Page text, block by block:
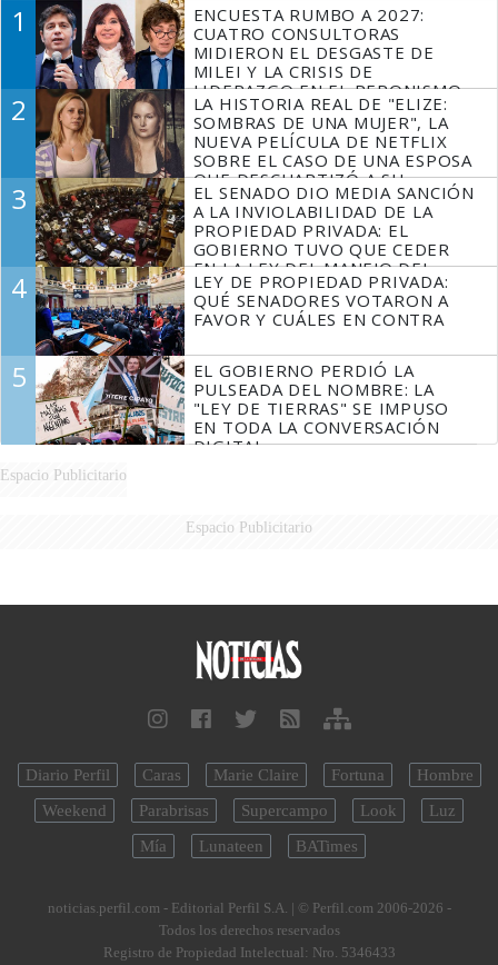
1
ENCUESTA RUMBO A 2027:
CUATRO CONSULTORAS
MIDIERON EL DESGASTE DE
MILEI Y LA CRISIS DE
LIDERAZGO EN EL PERONISMO
2
LA HISTORIA REAL DE "ELIZE:
SOMBRAS DE UNA MUJER", LA
NUEVA PELÍCULA DE NETFLIX
SOBRE EL CASO DE UNA ESPOSA
QUE DESCUARTIZÓ A SU
MARIDO
3
EL SENADO DIO MEDIA SANCIÓN
A LA INVIOLABILIDAD DE LA
PROPIEDAD PRIVADA: EL
GOBIERNO TUVO QUE CEDER
EN LA LEY DEL MANEJO DEL
FUEGO
4
LEY DE PROPIEDAD PRIVADA:
QUÉ SENADORES VOTARON A
FAVOR Y CUÁLES EN CONTRA
5
EL GOBIERNO PERDIÓ LA
PULSEADA DEL NOMBRE: LA
"LEY DE TIERRAS" SE IMPUSO
EN TODA LA CONVERSACIÓN
DIGITAL
Espacio Publicitario
Espacio Publicitario
Diario Perfil Caras Marie Claire Fortuna
Hombre
Weekend
Parabrisas Supercampo Look
Luz
Mía
Lunateen BATimes
noticias.perfil.com - Editorial Perfil S.A. | © Perfil.com 2006-2026 -
Todos los derechos reservados
Registro de Propiedad Intelectual: Nro. 5346433